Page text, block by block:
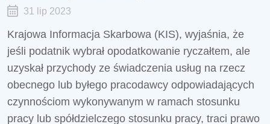
31 lip 2023
Krajowa Informacja Skarbowa (KIS), wyjaśnia, że
jeśli podatnik wybrał opodatkowanie ryczałtem, ale
uzyskał przychody ze świadczenia usług na rzecz
obecnego lub byłego pracodawcy odpowiadających
czynnościom wykonywanym w ramach stosunku
pracy lub spółdzielczego stosunku pracy, traci prawo